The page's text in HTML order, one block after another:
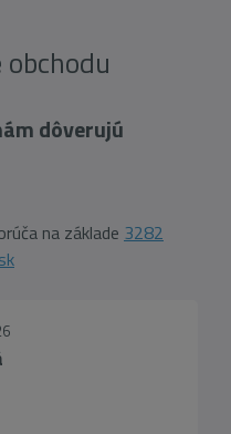
obchodu
dôverujú
na základe 3282